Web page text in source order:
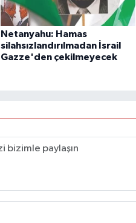
Netanyahu: Hamas
silahsızlandırılmadan İsrail
Gazze'den çekilmeyecek